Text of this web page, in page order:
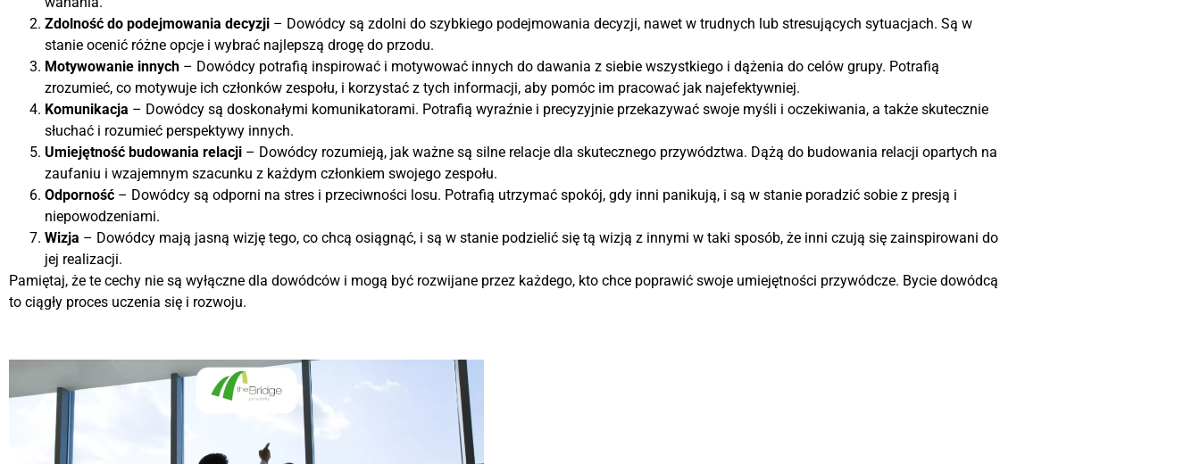
Zdolność do podejmowania decyzji – Dowódcy są zdolni do szybkiego podejmowania decyzji, nawet w trudnych lub stresujących sytuacjach. Są w
stanie ocenić różne opcje i wybrać najlepszą drogę do przodu.
Motywowanie innych – Dowódcy potrafią inspirować i motywować innych do dawania z siebie wszystkiego i dążenia do celów grupy. Potrafią
zrozumieć, co motywuje ich członków zespołu, i korzystać z tych informacji, aby pomóc im pracować jak najefektywniej.
Komunikacja – Dowódcy są doskonałymi komunikatorami. Potrafią wyraźnie i precyzyjnie przekazywać swoje myśli i oczekiwania, a także skutecznie
słuchać i rozumieć perspektywy innych.
Umiejętność budowania relacji – Dowódcy rozumieją, jak ważne są silne relacje dla skutecznego przywództwa. Dążą do budowania relacji opartych na
zaufaniu i wzajemnym szacunku z każdym członkiem swojego zespołu.
Odporność – Dowódcy są odporni na stres i przeciwności losu. Potrafią utrzymać spokój, gdy inni panikują, i są w stanie poradzić sobie z presją i
niepowodzeniami.
Wizja – Dowódcy mają jasną wizję tego, co chcą osiągnąć, i są w stanie podzielić się tą wizją z innymi w taki sposób, że inni czują się zainspirowani do
jej realizacji.
Pamiętaj, że te cechy nie są wyłączne dla dowódców i mogą być rozwijane przez każdego, kto chce poprawić swoje umiejętności przywódcze. Bycie dowódcą
to ciągły proces uczenia się i rozwoju.